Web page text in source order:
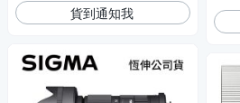
貨到通知我